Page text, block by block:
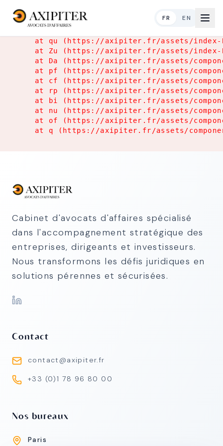
FR EN
at qu (https://axipiter.fr/assets/
at Zu (https://axipiter.fr/assets/
at Da (https://axipiter.fr/assets/
at pf (https://axipiter.fr/assets/
at cf (https://axipiter.fr/assets/
at rp (https://axipiter.fr/assets/
at bi (https://axipiter.fr/assets/
at nu (https://axipiter.fr/assets/
at of (https://axipiter.fr/assets/
at q (https://axipiter.fr/assets/
Cabinet d'avocats d'affaires spécialisé
dans l'accompagnement stratégique des
entreprises, dirigeants et investisseurs.
Nous transformons les défis juridiques en
solutions pérennes et sécurisées.
Contact
contact@axipiter.fr
+33 (0)1 78 96 80 00
Nos bureaux
Paris